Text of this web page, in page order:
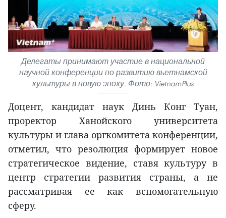
Делегаты принимают участие в национальной
научной конференции по развитию вьетнамской
культуры в новую эпоху. Фото: VietnamPlus
Доцент, кандидат наук Динь Конг Туан,
проректор Ханойского университета
культуры и глава оргкомитета конференции,
отметил, что резолюция формирует новое
стратегическое видение, ставя культуру в
центр стратегии развития страны, а не
рассматривая ее как вспомогательную
сферу.